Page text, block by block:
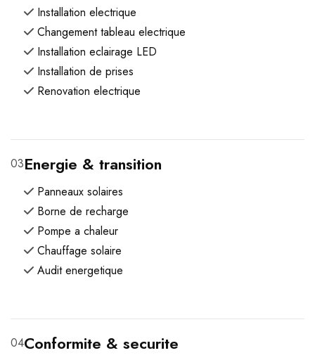
Installation electrique
Changement tableau electrique
Installation eclairage LED
Installation de prises
Renovation electrique
03Energie & transition
Panneaux solaires
Borne de recharge
Pompe a chaleur
Chauffage solaire
Audit energetique
04Conformite & securite